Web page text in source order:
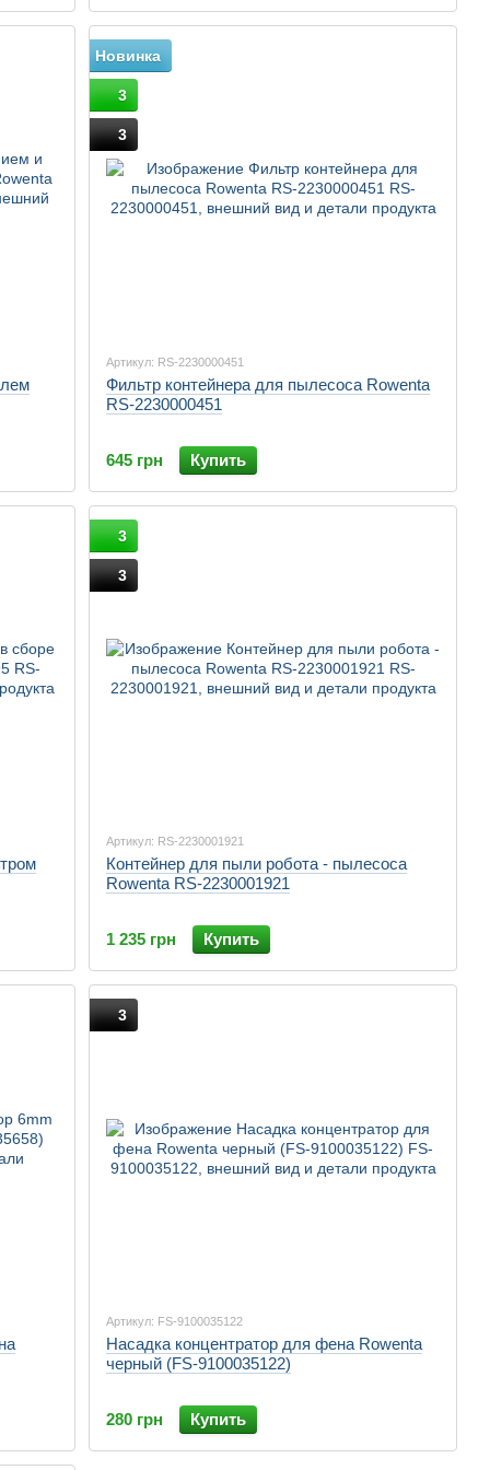
Новинка
3
3
Артикул: RS-2230000451
Фильтр контейнера для пылесоса Rowenta
RS-2230000451
645 грн Купить
3
3
Артикул: RS-2230001921
Контейнер для пыли робота - пылесоса
Rowenta RS-2230001921
1 235 грн Купить
3
Артикул: FS-9100035122
Насадка концентратор для фена Rowenta
черный (FS-9100035122)
280 грн Купить